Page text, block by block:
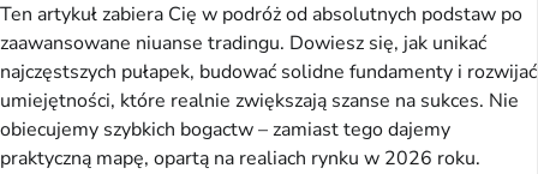
Ten artykuł zabiera Cię w podróż od absolutnych podstaw po
zaawansowane niuanse tradingu. Dowiesz się, jak unikać
najczęstszych pułapek, budować solidne fundamenty i rozwijać
umiejętności, które realnie zwiększają szanse na sukces. Nie
obiecujemy szybkich bogactw – zamiast tego dajemy
praktyczną mapę, opartą na realiach rynku w 2026 roku.